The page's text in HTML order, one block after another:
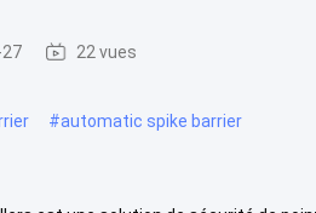
22 vues
#automatic spike barrier